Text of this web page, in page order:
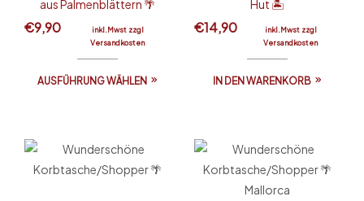
aus Palmenblättern 🌴
€9,90
inkl.Mwst zzgl
Versandkosten
AUSFÜHRUNG WÄHLEN
Hut 🏝️
€14,90
inkl.Mwst zzgl
Versandkosten
IN DEN WARENKORB